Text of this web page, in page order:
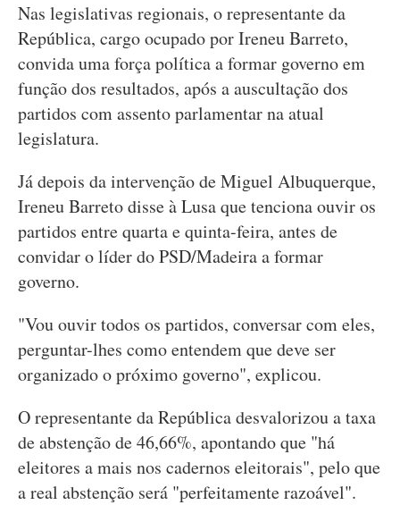
Nas legislativas regionais, o representante da
República, cargo ocupado por Ireneu Barreto,
convida uma força política a formar governo em
função dos resultados, após a auscultação dos
partidos com assento parlamentar na atual
legislatura.
Já depois da intervenção de Miguel Albuquerque,
Ireneu Barreto disse à Lusa que tenciona ouvir os
partidos entre quarta e quinta-feira, antes de
convidar o líder do PSD/Madeira a formar
governo.
"Vou ouvir todos os partidos, conversar com eles,
perguntar-lhes como entendem que deve ser
organizado o próximo governo", explicou.
O representante da República desvalorizou a taxa
de abstenção de 46,66%, apontando que "há
eleitores a mais nos cadernos eleitorais", pelo que
a real abstenção será "perfeitamente razoável".